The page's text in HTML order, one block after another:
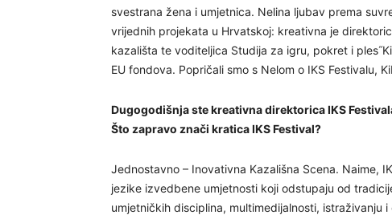
svestrana žena i umjetnica. Nelina ljubav prema
vrijednih projekata u Hrvatskoj: kreativna je
kazališta te voditeljica Studija za igru, pokret i
EU fondova. Popričali smo s Nelom o IKS Festivalu,
Dugogodišnja ste kreativna direktorica IKS
Što zapravo znači kratica IKS Festival?
Jednostavno – Inovativna Kazališna Scena. Naime,
jezike izvedbene umjetnosti koji odstupaju od
umjetničkih disciplina, multimedijalnosti, istraživanju